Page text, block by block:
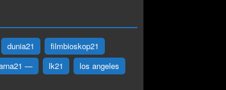
dunia21
filmbioskop21
— lk21
los angeles